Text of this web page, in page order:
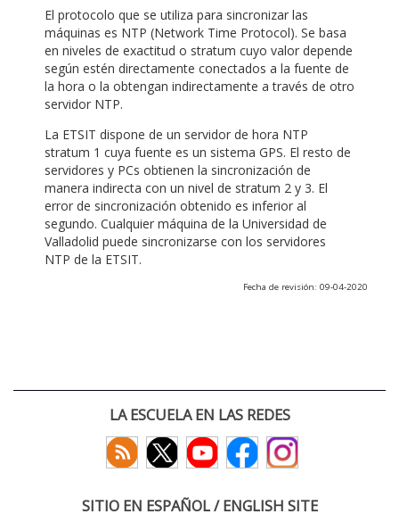
El protocolo que se utiliza para sincronizar las
máquinas es NTP (Network Time Protocol). Se basa
en niveles de exactitud o stratum cuyo valor depende
según estén directamente conectados a la fuente de
la hora o la obtengan indirectamente a través de otro
servidor NTP.
La ETSIT dispone de un servidor de hora NTP
stratum 1 cuya fuente es un sistema GPS. El resto de
servidores y PCs obtienen la sincronización de
manera indirecta con un nivel de stratum 2 y 3. El
error de sincronización obtenido es inferior al
segundo. Cualquier máquina de la Universidad de
Valladolid puede sincronizarse con los servidores
NTP de la ETSIT.
Fecha de revisión: 09-04-2020
LA ESCUELA EN LAS REDES
SITIO EN ESPAÑOL / ENGLISH SITE